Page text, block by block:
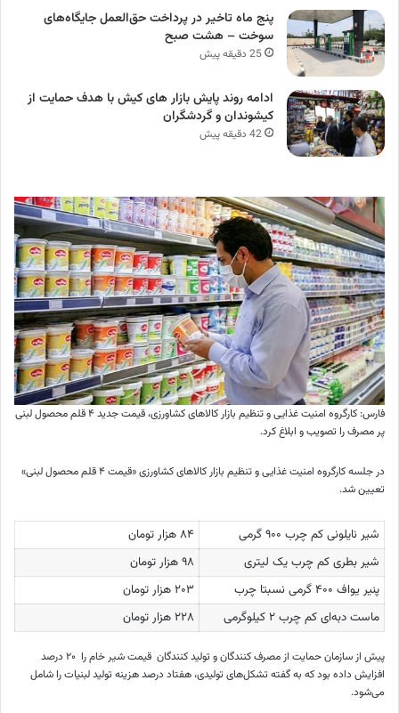
پنج ماه تاخیر در پرداخت حق‌العمل جایگاه‌های
سوخت – هشت صبح
25 دقیقه پیش
ادامه روند پایش بازار های کیش با هدف حمایت از
کیشوندان و گردشگران
42 دقیقه پیش
فارس: کارگروه امنیت غذایی و تنظیم بازار کالاهای کشاورزی، قیمت جدید ۴ قلم محصول لبنی
پر مصرف را تصویب و ابلاغ کرد.
در جلسه کارگروه امنیت غذایی و تنظیم بازار کالاهای کشاورزی «قیمت ۴ قلم محصول لبنی»
تعیین شد.
شیر نایلونی کم چرب ۹۰۰ گرمی
۸۴ هزار تومان
شیر بطری کم چرب یک لیتری
۹۸ هزار تومان
پنیر یواف ۴۰۰ گرمی نسبتا چرب
۲۰۳ هزار تومان
ماست دبه‌ای کم چرب ۲ کیلوگرمی
۲۲۸ هزار تومان
پیش از سازمان حمایت از مصرف کنندگان و تولید کنندگان قیمت شیر خام را ۲۰ درصد
افزایش داده بود که به گفته تشکل‌های تولیدی، هفتاد درصد هزینه تولید لبنیات را شامل
می‌شود.